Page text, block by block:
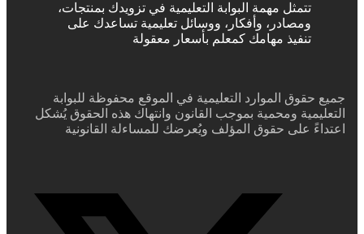
تتمثل مهمة البوابة التعليمية في تزويدك بمنتجات،
ومصادر، وأفكار، ووسائل تعليمية تساعدك على
تنفيذ مهامك كمعلم بأسعار معقولة
جميع حقوق الموارد التعليمية في الموقع محفوظة للبوابة
التعليمية ومحمية بموجب القانون وانتهاك هذه الحقوق يُشكل
اعتداءً على حقوق المؤلف ويُعرضك للمساءلة القانونية